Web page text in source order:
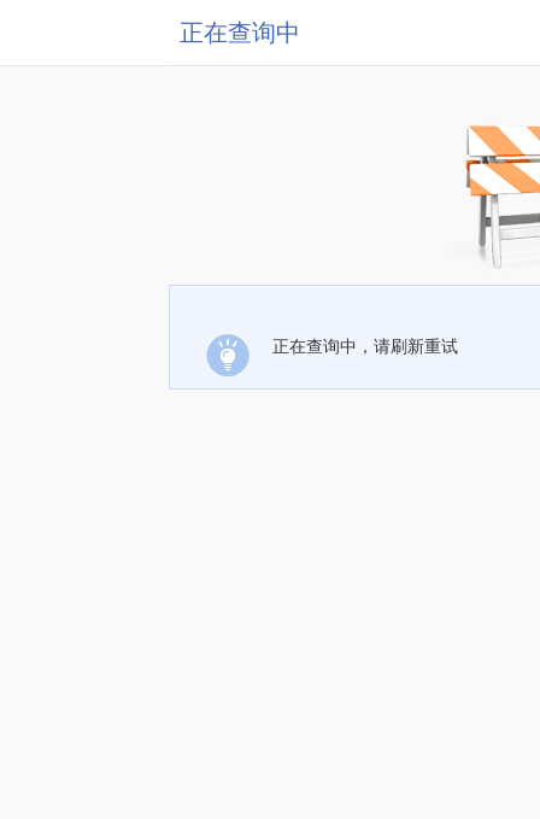
正在查询中
正在查询中，请刷新重试